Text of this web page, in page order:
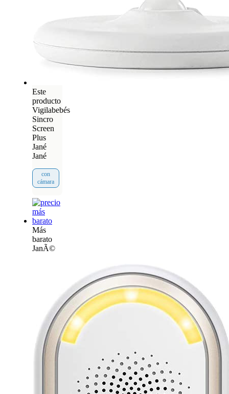
Este
producto
Vigilabebés
Sincro
Screen
Plus
Jané
Jané
con
cámara
Más
barato
JanÃ©